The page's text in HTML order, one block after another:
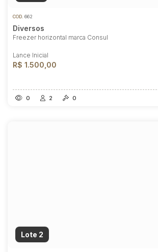
COD. 662
Diversos
Freezer horizontal marca Consul
Lance Inicial
R$ 1.500,00
0 2 0
Lote 2